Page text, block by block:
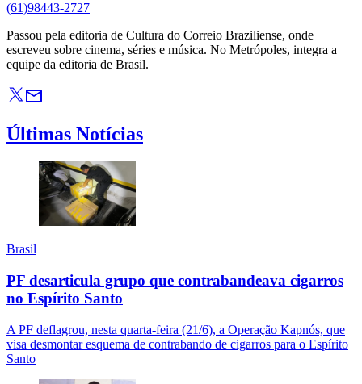
(61)98443-2727
Passou pela editoria de Cultura do Correio Braziliense, onde
escreveu sobre cinema, séries e música. No Metrópoles, integra a
equipe da editoria de Brasil.
Últimas Notícias
Brasil
PF desarticula grupo que contrabandeava cigarros
no Espírito Santo
A PF deflagrou, nesta quarta-feira (21/6), a Operação Kapnós, que
visa desmontar esquema de contrabando de cigarros para o Espírito
Santo